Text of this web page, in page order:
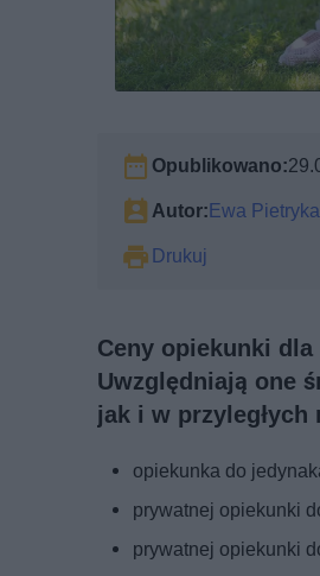
Opublikowano:
Autor: Ewa Pietryka
Drukuj
Ceny opiekunki
Uwzględniają one
jak i w
opiekunka do
prywatnej opiekunki
prywatnej opiekunki